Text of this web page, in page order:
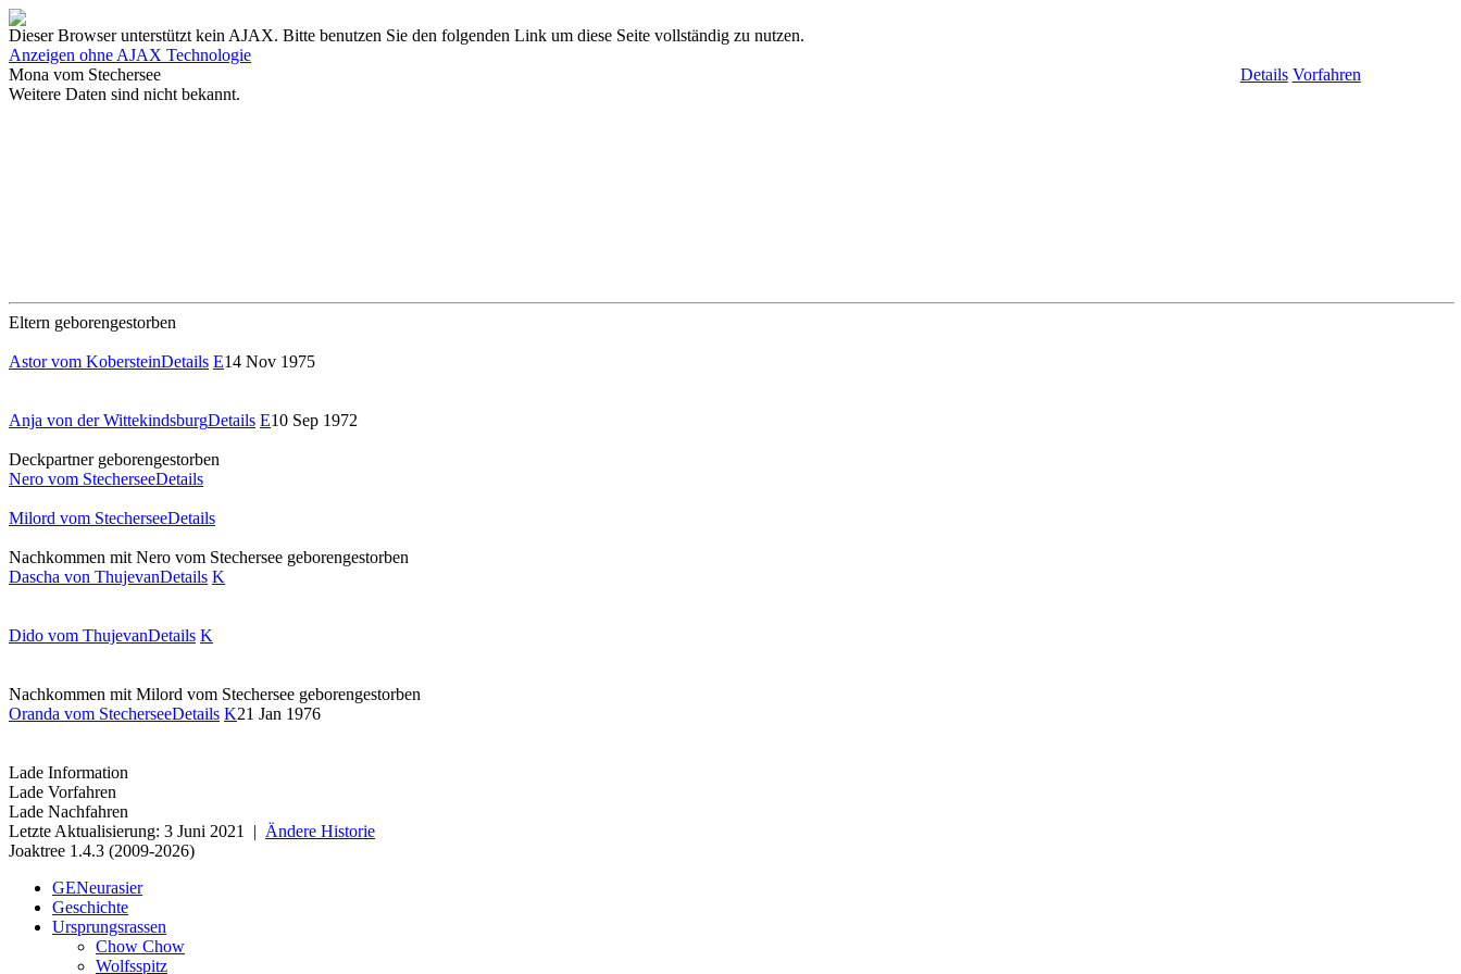
Dieser Browser unterstützt kein AJAX. Bitte benutzen Sie den folgenden Link um diese Seite vollständig zu nutzen.
Anzeigen ohne AJAX Technologie
Mona vom Stechersee
Details Vorfahren
Weitere Daten sind nicht bekannt.
Eltern geborengestorben
Astor vom KobersteinDetails E14 Nov 1975
Anja von der WittekindsburgDetails E10 Sep 1972
Deckpartner geborengestorben
Nero vom StecherseeDetails
Milord vom StecherseeDetails
Nachkommen mit Nero vom Stechersee geborengestorben
Dascha von ThujevanDetails K
Dido vom ThujevanDetails K
Nachkommen mit Milord vom Stechersee geborengestorben
Oranda vom StecherseeDetails K21 Jan 1976
Lade Information
Lade Vorfahren
Lade Nachfahren
Letzte Aktualisierung: 3 Juni 2021 | Ändere Historie
Joaktree 1.4.3 (2009-2026)
GENeurasier
Geschichte
Ursprungsrassen
Chow Chow
Wolfsspitz